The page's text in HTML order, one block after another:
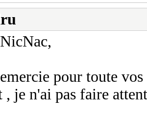
pour toute
, je n'ai pas faire